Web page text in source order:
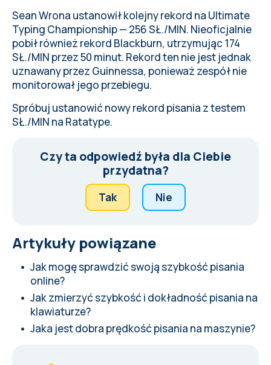
Sean Wrona ustanowił kolejny rekord na Ultimate
Typing Championship — 256 SŁ./MIN. Nieoficjalnie
pobił również rekord Blackburn, utrzymując 174
SŁ./MIN przez 50 minut. Rekord ten nie jest jednak
uznawany przez Guinnessa, ponieważ zespół nie
monitorował jego przebiegu.
Spróbuj ustanowić nowy rekord pisania z testem
SŁ./MIN na Ratatype.
Czy ta odpowiedź była dla Ciebie
przydatna?
Tak Nie
Artykuły powiązane
Jak mogę sprawdzić swoją szybkość pisania
online?
Jak zmierzyć szybkość i dokładność pisania na
klawiaturze?
Jaka jest dobra prędkość pisania na maszynie?